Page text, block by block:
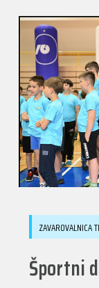
ZAVAROVALNICA
Športni